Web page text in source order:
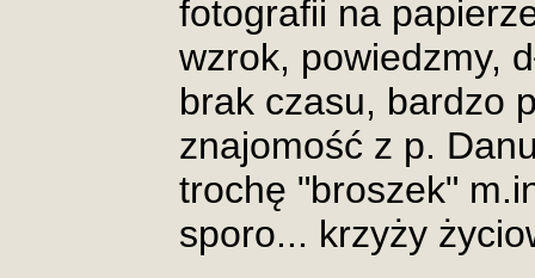
fotografii na
wzrok, powiedzmy,
brak czasu, bardzo
znajomość z p.
trochę "broszek"
sporo... krzyży